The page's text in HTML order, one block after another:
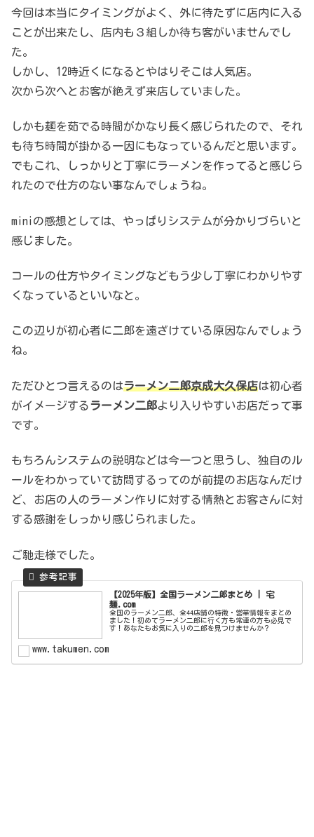
今回は本当にタイミングがよく、外に待たずに店内に入る
ことが出来たし、店内も３組しか待ち客がいませんでし
た。
しかし、12時近くになるとやはりそこは人気店。
次から次へとお客が絶えず来店していました。
しかも麺を茹でる時間がかなり長く感じられたので、それ
も待ち時間が掛かる一因にもなっているんだと思います。
でもこれ、しっかりと丁寧にラーメンを作ってると感じら
れたので仕方のない事なんでしょうね。
miniの感想としては、やっぱりシステムが分かりづらいと
感じました。
コールの仕方やタイミングなどもう少し丁寧にわかりやす
くなっているといいなと。
この辺りが初心者に二郎を遠ざけている原因なんでしょう
ね。
ただひとつ言えるのはラーメン二郎京成大久保店は初心者
がイメージするラーメン二郎より入りやすいお店だって事
です。
もちろんシステムの説明などは今一つと思うし、独自のル
ールをわかっていて訪問するってのが前提のお店なんだけ
ど、お店の人のラーメン作りに対する情熱とお客さんに対
する感謝をしっかり感じられました。
ご馳走様でした。
【2025年版】全国ラーメン二郎まとめ | 宅
麺.com
全国のラーメン二郎、全44店舗の特徴・営業情報をまとめ
ました！初めてラーメン二郎に行く方も常連の方も必見で
す！あなたもお気に入りの二郎を見つけませんか？
www.takumen.com